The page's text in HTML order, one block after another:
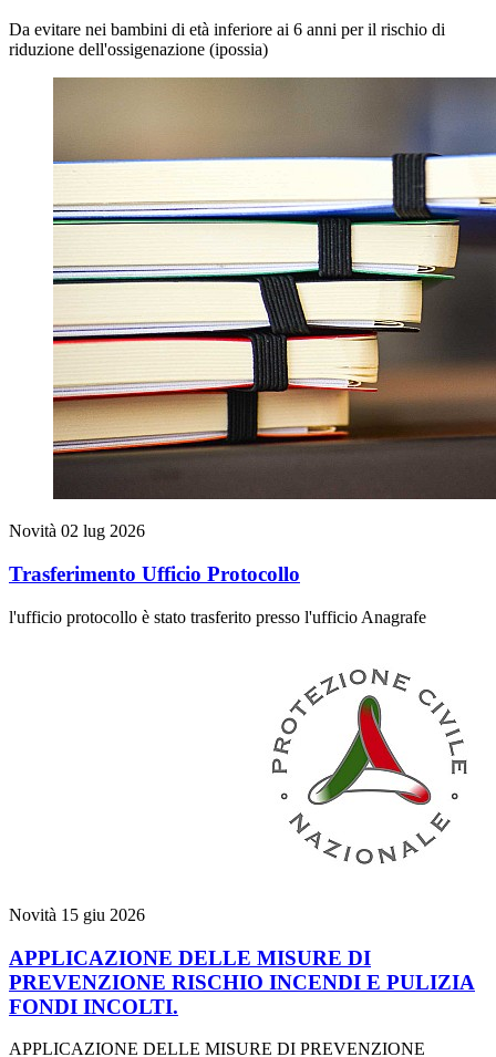
Da evitare nei bambini di età inferiore ai 6 anni per il rischio di
riduzione dell'ossigenazione (ipossia)
Novità 02 lug 2026
Trasferimento Ufficio Protocollo
l'ufficio protocollo è stato trasferito presso l'ufficio Anagrafe
Novità 15 giu 2026
APPLICAZIONE DELLE MISURE DI
PREVENZIONE RISCHIO INCENDI E PULIZIA
FONDI INCOLTI.
APPLICAZIONE DELLE MISURE DI PREVENZIONE